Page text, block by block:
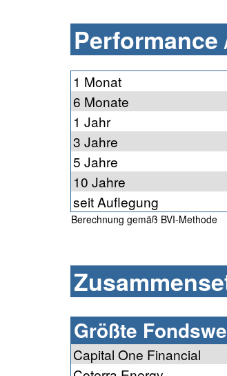
1 Monat
6 Monate
1 Jahr
3 Jahre
5 Jahre
10 Jahre
seit Auflegung
Berechnung gemäß BVI-Methode
Größte
Capital One Financial